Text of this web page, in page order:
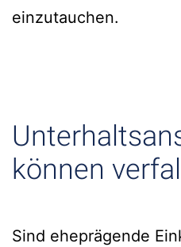
einzutauchen.
können
Sind eheprägende